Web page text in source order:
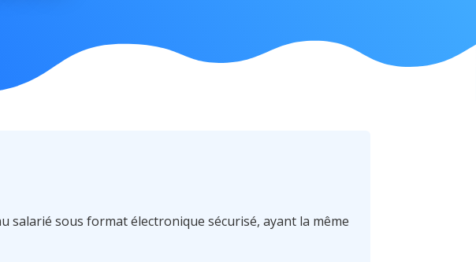
salarié sous format électronique sécurisé, ayant la même